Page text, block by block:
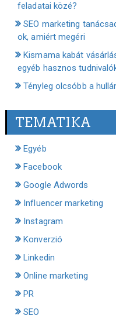
feladatai közé?
SEO marketing
ok, amiért megéri
Kismama kabát
egyéb hasznos
Tényleg olcsóbb a
TEMATIKA
Egyéb
Facebook
Google Adwords
Influencer marketing
Instagram
Konverzió
Linkedin
Online marketing
PR
SEO